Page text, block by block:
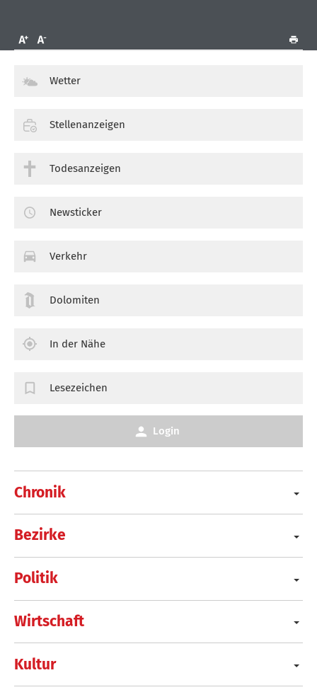
Chronik
Bezirke
Politik
Wirtschaft
Kultur
Wetter
Stellenanzeigen
Todesanzeigen
Newsticker
Verkehr
Dolomiten
In der Nähe
Lesezeichen
Login